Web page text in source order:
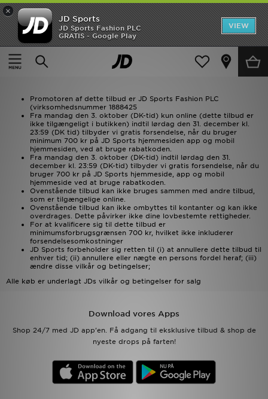
×
JD Sports
JD Sports Fashion PLC
GRATIS - Google Play
VIEW
Hjem
Gratis forsendelse (lavere minimum ordreværdi)
Gratis forsendelse (lavere minimum ordreværdi)
Promotoren af ​​dette tilbud er JD Sports Fashion PLC
(virksomhedsnummer 1888425
Fra mandag den 3. oktober (DK-tid) kun online (dette tilbud er
ikke tilgængeligt i butikken) indtil lørdag den 31. december kl.
23:59 (DK tid) tilbyder vi gratis forsendelse, når du bruger
minimum 700 kr på JD Sports hjemmesiden app og mobil
hjemmesiden, ved at bruge rabatkoden.
Fra mandag den 3. oktober (DK-tid) indtil lørdag den 31.
december kl. 23:59 (DK-tid) tilbyder vi gratis forsendelse, når du
bruger 700 kr på JD Sports hjemmeside, app og mobil
hjemmeside ved at bruge rabatkoden.
Ovenstående tilbud kan ikke bruges sammen med andre tilbud,
som er tilgængelige online.
Ovenstående tilbud kan ikke ombyttes til kontanter og kan ikke
overdrages. Dette påvirker ikke dine lovbestemte rettigheder.
For at kvalificere sig til dette tilbud er
minimumsforbrugsgrænsen 700 kr, hvilket ikke inkluderer
forsendelsesomkostninger
JD Sports forbeholder sig retten til (i) at annullere dette tilbud til
enhver tid; (ii) annullere eller nægte en persons fordel heraf; (iii)
ændre disse vilkår og betingelser;
Alle køb er underlagt JDs vilkår og betingelser for salg
Download vores Apps
Shop 24/7 med JD app'en. Få adgang til eksklusive tilbud & shop de
nyeste drops på farten!
Hjem
UDSALG
Herrer
Damer
Børn
Bestsellers
Brands
Fodbold
Sport
Hjælp & information